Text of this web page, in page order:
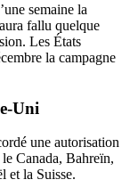
semaine la
fallu quelque
Les États
la campagne
Uni
une autorisation
Canada, Bahreïn,
et la Suisse.